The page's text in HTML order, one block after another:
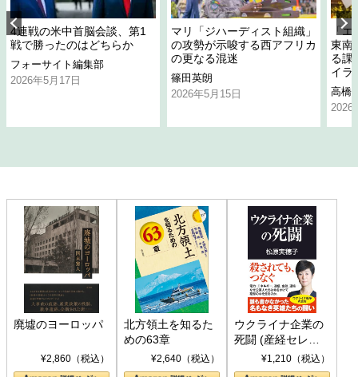
4連戦の米中首脳会談、第1
戦で勝ったのはどちらか
フォーサイト編集部
2026年5月17日
マリ「ジハーディスト組織」
の攻勢が示唆する西アフリカ
の更なる混迷
篠田英朗
2026年5月15日
「
東南
る課
イラ
高橋
2026
廃墟のヨーロッパ
¥2,860（税込）
北方領土を知るた
めの63章
¥2,640（税込）
ウクライナ企業の
死闘 (産経セレク
ト S 039)¥1,210（税込）